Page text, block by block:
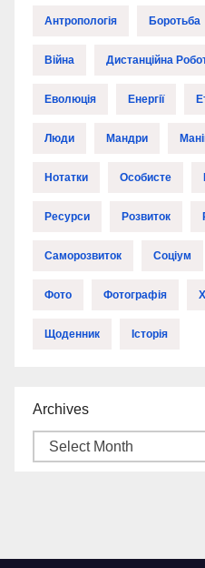
Антропологія Боротьба
Війна Дистанційна
Еволюція Енергії
Люди Мандри
Нотатки Особисте
Ресурси Розвиток
Саморозвиток Соціум
Фото Фотографія
Щоденник Історія
Archives